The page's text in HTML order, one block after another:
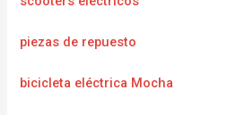
piezas de repuesto
bicicleta eléctrica Mocha